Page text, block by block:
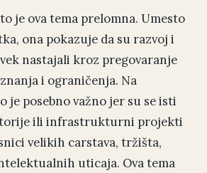
je ova tema prelomna. Umesto
ona pokazuje da su razvoj i
nastajali kroz pregovaranje
i ograničenja. Na
je posebno važno jer su se isti
ili infrastrukturni projekti
velikih carstava, tržišta,
uticaja. Ova tema